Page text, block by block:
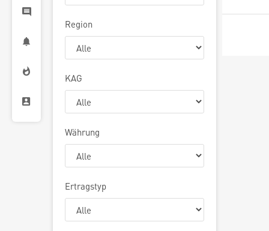
Region
KAG
Währung
Ertragstyp